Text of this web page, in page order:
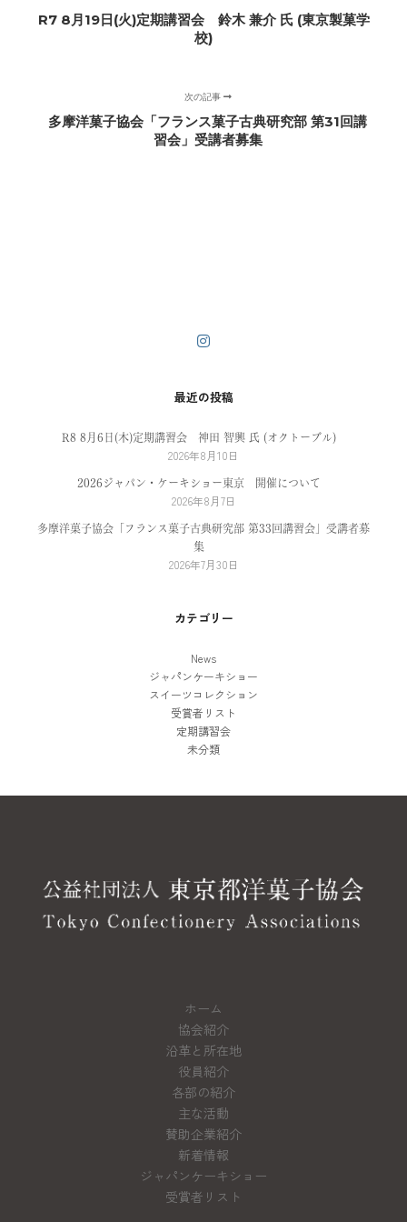
R7 8月19日(火)定期講習会 鈴木 兼介 氏 (東京製菓学
校)
次の記事
多摩洋菓子協会「フランス菓子古典研究部 第31回講
習会」受講者募集
最近の投稿
R8 8月6日(木)定期講習会 神田 智興 氏 (オクトーブル)
2026年8月10日
2026ジャパン・ケーキショー東京 開催について
2026年8月7日
多摩洋菓子協会「フランス菓子古典研究部 第33回講習会」受講者募
集
2026年7月30日
カテゴリー
News
ジャパンケーキショー
スイーツコレクション
受賞者リスト
定期講習会
未分類
ホーム
協会紹介
沿革と所在地
役員紹介
各部の紹介
主な活動
賛助企業紹介
新着情報
ジャパンケーキショー
受賞者リスト